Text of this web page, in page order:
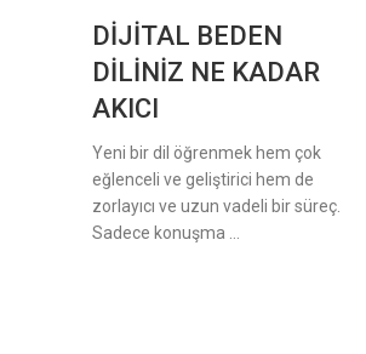
DİJİTAL BEDEN
DİLİNİZ NE KADAR
AKICI
Yeni bir dil öğrenmek hem çok
eğlenceli ve geliştirici hem de
zorlayıcı ve uzun vadeli bir süreç.
Sadece konuşma ...